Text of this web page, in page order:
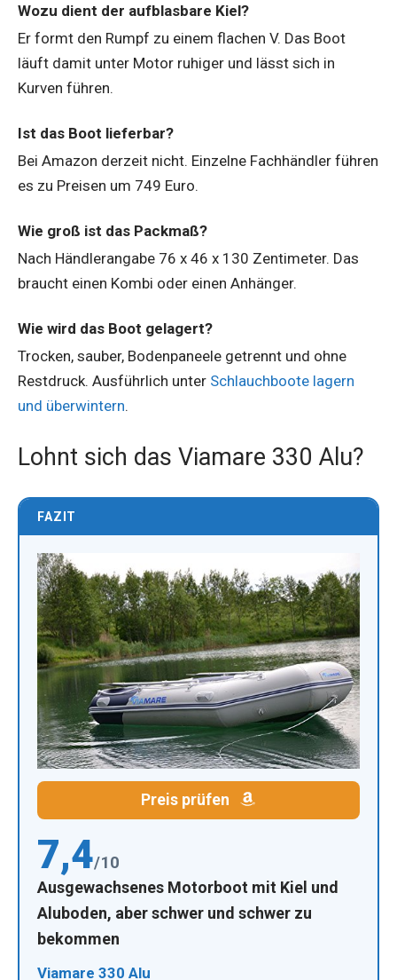
Wozu dient der aufblasbare Kiel?
Er formt den Rumpf zu einem flachen V. Das Boot
läuft damit unter Motor ruhiger und lässt sich in
Kurven führen.
Ist das Boot lieferbar?
Bei Amazon derzeit nicht. Einzelne Fachhändler führen
es zu Preisen um 749 Euro.
Wie groß ist das Packmaß?
Nach Händlerangabe 76 x 46 x 130 Zentimeter. Das
braucht einen Kombi oder einen Anhänger.
Wie wird das Boot gelagert?
Trocken, sauber, Bodenpaneele getrennt und ohne
Restdruck. Ausführlich unter Schlauchboote lagern
und überwintern.
Lohnt sich das Viamare 330 Alu?
FAZIT
Preis prüfen
7,4/10
Ausgewachsenes Motorboot mit Kiel und
Aluboden, aber schwer und schwer zu
bekommen
Viamare 330 Alu